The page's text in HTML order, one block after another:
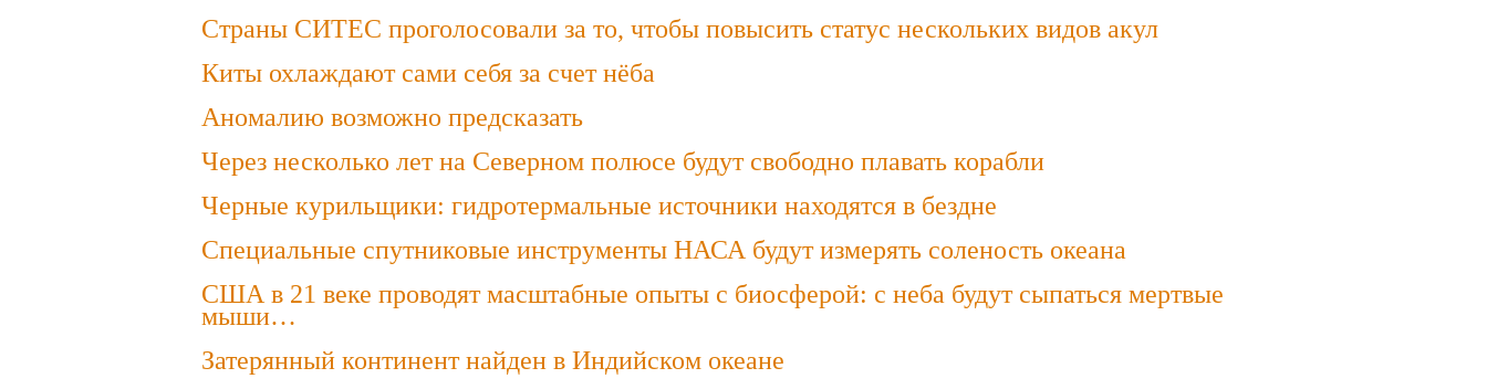
Страны СИТЕС проголосовали за то, чтобы повысить статус нескольких видов акул
Киты охлаждают сами себя за счет нёба
Аномалию возможно предсказать
Через несколько лет на Северном полюсе будут свободно плавать корабли
Черные курильщики: гидротермальные источники находятся в бездне
Специальные спутниковые инструменты НАСА будут измерять соленость океана
США в 21 веке проводят масштабные опыты с биосферой: с неба будут сыпаться мертвые
мыши…
Затерянный континент найден в Индийском океане